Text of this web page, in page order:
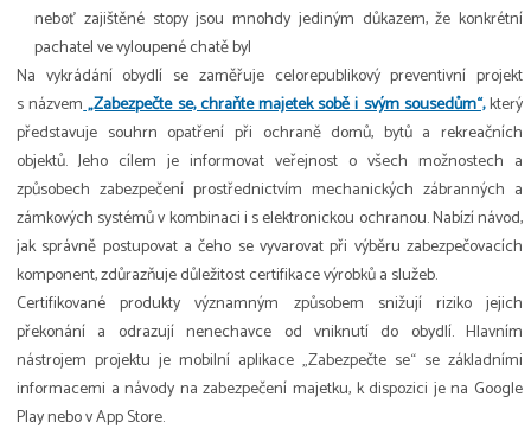
neboť zajištěné stopy jsou mnohdy jediným důkazem, že konkrétní
pachatel ve vyloupené chatě byl
Na vykrádání obydlí se zaměřuje celorepublikový preventivní projekt
s názvem„Zabezpečte se, chraňte majetek sobě i svým sousedům“,který
představuje souhrn opatření při ochraně domů, bytů a rekreačních
objektů. Jeho cílem je informovat veřejnost o všech možnostech a
způsobech zabezpečení prostřednictvím mechanických zábranných a
zámkových systémů v kombinaci i s elektronickou ochranou. Nabízí návod,
jak správně postupovat a čeho se vyvarovat při výběru zabezpečovacích
komponent, zdůrazňuje důležitost certifikace výrobků a služeb.
Certifikované produkty významným způsobem snižují riziko jejich
překonání a odrazují nenechavce od vniknutí do obydlí. Hlavním
nástrojem projektu je mobilní aplikace „Zabezpečte se“ se základními
informacemi a návody na zabezpečení majetku, k dispozici je na Google
Play nebo v App Store.